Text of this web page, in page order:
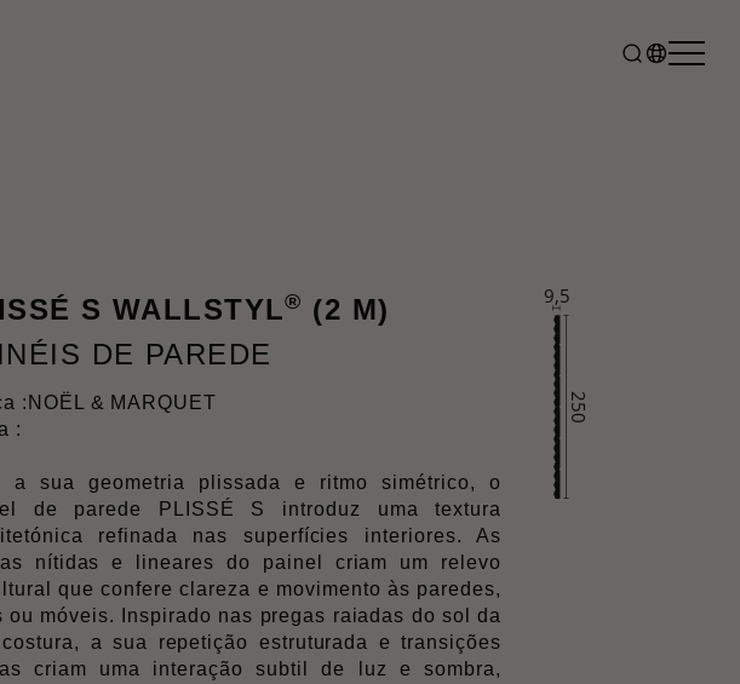
S WALLSTYL® (2 M)
DE PAREDE
: NOËL & MARQUET
:
a sua geometria plissada e ritmo simétrico, o
de parede PLISSÉ S introduz uma textura
refinada nas superfícies interiores. As
nítidas e lineares do painel criam um relevo
que confere clareza e movimento às paredes,
ou móveis. Inspirado nas pregas raiadas do sol da
a sua repetição estruturada e transições
criam uma interação subtil de luz e sombra,